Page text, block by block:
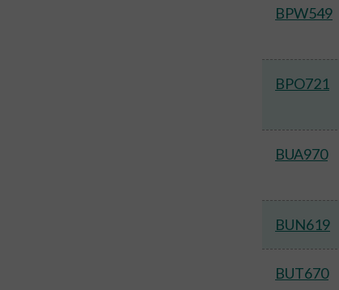
BPW549
BPO721
BUA970
BUN619
BUT670